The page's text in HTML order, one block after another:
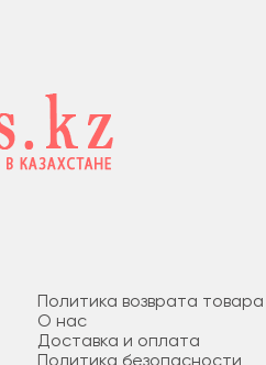
Политика возврата товара
О нас
Доставка и оплата